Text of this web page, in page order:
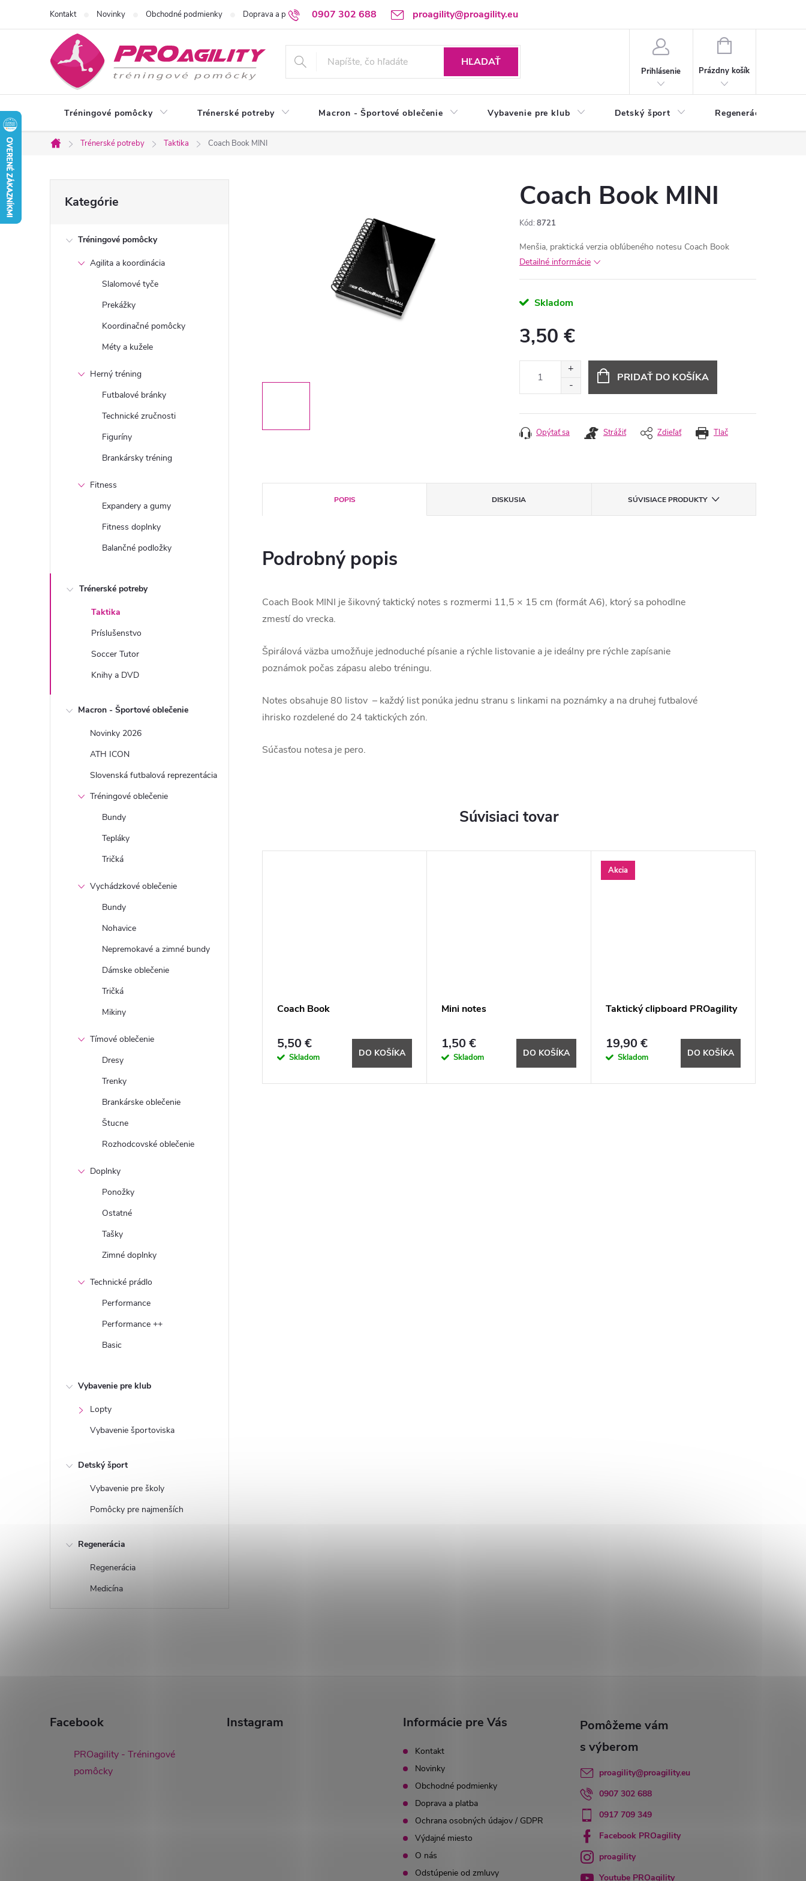
0907 302 688 proagility@proagility.eu
Kontakt Novinky Obchodné podmienky Doprava a platba Ochrana osobných údajov / GDPR Výdajné miesto
HĽADAŤ
Prihlásenie
NÁKUPNÝ
Prázdny košík
Tréningové pomôcky Trénerské potreby Macron - Športové oblečenie Vybavenie pre klub Detský šport Regenerácia
Domov
Trénerské potreby Taktika Coach Book MINI
kategórie
Kategórie
Tréningové pomôcky
Agilita a koordinácia
Slalomové tyče
Prekážky
Koordinačné pomôcky
Méty a kužele
Herný tréning
Futbalové bránky
Technické zručnosti
Figuríny
Brankársky tréning
Fitness
Expandery a gumy
Fitness doplnky
Balančné podložky
Trénerské potreby
Taktika
Príslušenstvo
Soccer Tutor
Knihy a DVD
Macron - Športové oblečenie
Novinky 2026
ATH ICON
Slovenská futbalová reprezentácia
Tréningové oblečenie
Bundy
Tepláky
Tričká
Vychádzkové oblečenie
Bundy
Nohavice
Nepremokavé a zimné bundy
Dámske oblečenie
Tričká
Mikiny
Tímové oblečenie
Dresy
Trenky
Brankárske oblečenie
Štucne
Rozhodcovské oblečenie
Doplnky
Ponožky
Ostatné
Tašky
Zimné doplnky
Technické prádlo
Performance
Performance ++
Basic
Vybavenie pre klub
Lopty
Vybavenie športoviska
Detský šport
Vybavenie pre školy
Pomôcky pre najmenších
Regenerácia
Regenerácia
Medicína
Coach Book MINI
Kód: 8721
Menšia, praktická verzia obľúbeného notesu Coach Book
Detailné informácie
Skladom
3,50 €
PRIDAŤ DO KOŠÍKA
Tlač
Opýtať sa Strážiť Zdieľať
POPIS DISKUSIA SÚVISIACE PRODUKTY
Podrobný popis
Coach Book MINI je šikovný taktický notes s rozmermi 11,5 × 15 cm (formát A6), ktorý sa pohodlne
zmestí do vrecka.
Špirálová väzba umožňuje jednoduché písanie a rýchle listovanie a je ideálny pre rýchle zapísanie
poznámok počas zápasu alebo tréningu.
Notes obsahuje 80 listov – každý list ponúka jednu stranu s linkami na poznámky a na druhej futbalové
ihrisko rozdelené do 24 taktických zón.
Súčasťou notesa je pero.
Súvisiaci tovar
Coach Book
5,50 €
Skladom DO KOŠÍKA
Mini notes
1,50 €
Skladom DO KOŠÍKA
Akcia
Taktický clipboard PROagility
19,90 €
Skladom DO KOŠÍKA
Facebook
PROagility - Tréningové
pomôcky
Instagram Informácie pre Vás
Kontakt
Novinky
Obchodné podmienky
Doprava a platba
Ochrana osobných údajov / GDPR
Výdajné miesto
O nás
Odstúpenie od zmluvy
proagility@proagility.eu
0907 302 688
0917 709 349
Facebook PROagility
proagility
Youtube PROagility